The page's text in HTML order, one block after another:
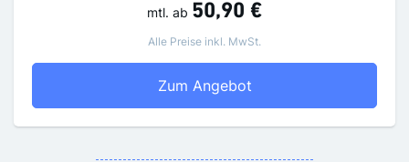
mtl. ab 50,90 €
Alle Preise inkl. MwSt.
Zum AngebotMAZ Bundle - E-